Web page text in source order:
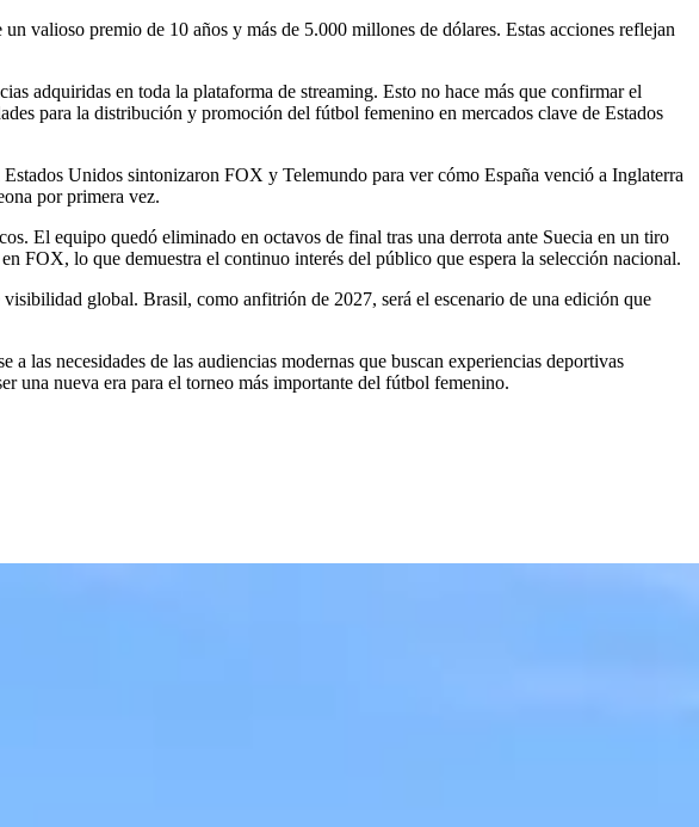
valioso premio de 10 años y más de 5.000 millones de dólares. Estas acciones reflejan
adquiridas en toda la plataforma de streaming. Esto no hace más que confirmar el
para la distribución y promoción del fútbol femenino en mercados clave de Estados
Unidos sintonizaron FOX y Telemundo para ver cómo España venció a Inglaterra
por primera vez.
El equipo quedó eliminado en octavos de final tras una derrota ante Suecia en un tiro
FOX, lo que demuestra el continuo interés del público que espera la selección nacional.
global. Brasil, como anfitrión de 2027, será el escenario de una edición que
las necesidades de las audiencias modernas que buscan experiencias deportivas
una nueva era para el torneo más importante del fútbol femenino.